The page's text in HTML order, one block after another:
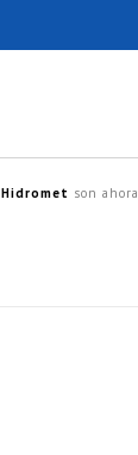
Hidromet son